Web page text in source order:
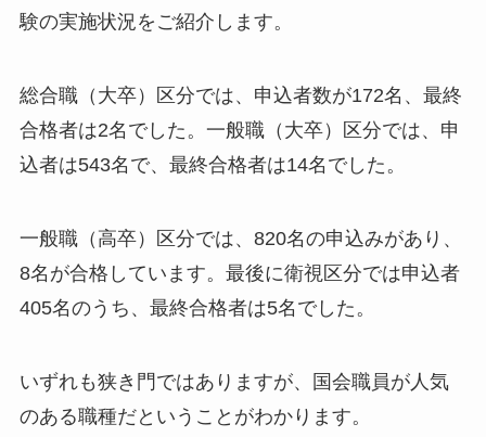
験の実施状況をご紹介します。
総合職（大卒）区分では、申込者数が172名、最終
合格者は2名でした。一般職（大卒）区分では、申
込者は543名で、最終合格者は14名でした。
一般職（高卒）区分では、820名の申込みがあり、
8名が合格しています。最後に衛視区分では申込者
405名のうち、最終合格者は5名でした。
いずれも狭き門ではありますが、国会職員が人気
のある職種だということがわかります。